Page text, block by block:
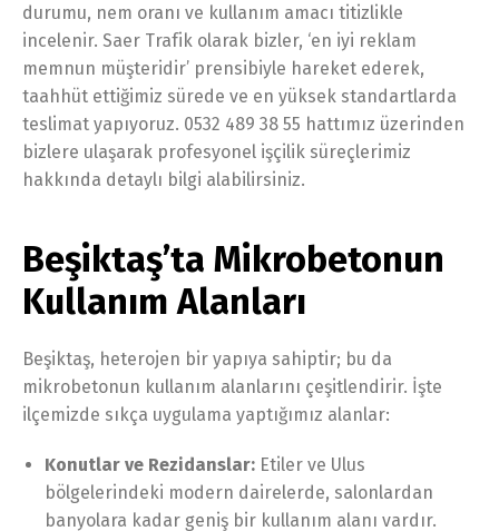
durumu, nem oranı ve kullanım amacı titizlikle
incelenir. Saer Trafik olarak bizler, ‘en iyi reklam
memnun müşteridir’ prensibiyle hareket ederek,
taahhüt ettiğimiz sürede ve en yüksek standartlarda
teslimat yapıyoruz. 0532 489 38 55 hattımız üzerinden
bizlere ulaşarak profesyonel işçilik süreçlerimiz
hakkında detaylı bilgi alabilirsiniz.
Beşiktaş’ta Mikrobetonun
Kullanım Alanları
Beşiktaş, heterojen bir yapıya sahiptir; bu da
mikrobetonun kullanım alanlarını çeşitlendirir. İşte
ilçemizde sıkça uygulama yaptığımız alanlar:
Konutlar ve Rezidanslar: Etiler ve Ulus
bölgelerindeki modern dairelerde, salonlardan
banyolara kadar geniş bir kullanım alanı vardır.